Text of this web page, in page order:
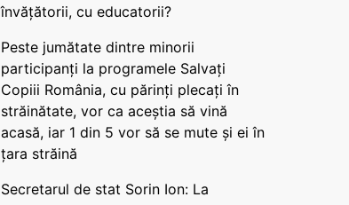
învățătorii, cu educatorii?
Peste jumătate dintre minorii
participanți la programele Salvați
Copiii România, cu părinți plecați în
străinătate, vor ca aceștia să vină
acasă, iar 1 din 5 vor să se mute și ei în
țara străină
Secretarul de stat Sorin Ion: La